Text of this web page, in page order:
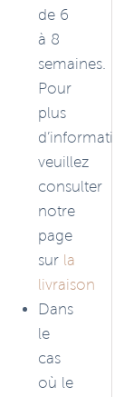
de 6
à 8
semaines.
Pour
plus
veuillez
consulter
notre
page
sur la
livraison
Dans
le
cas
où le